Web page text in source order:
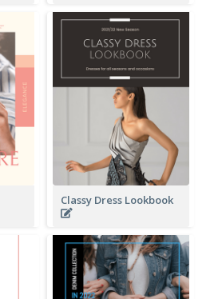
Classy Dress Lookbook